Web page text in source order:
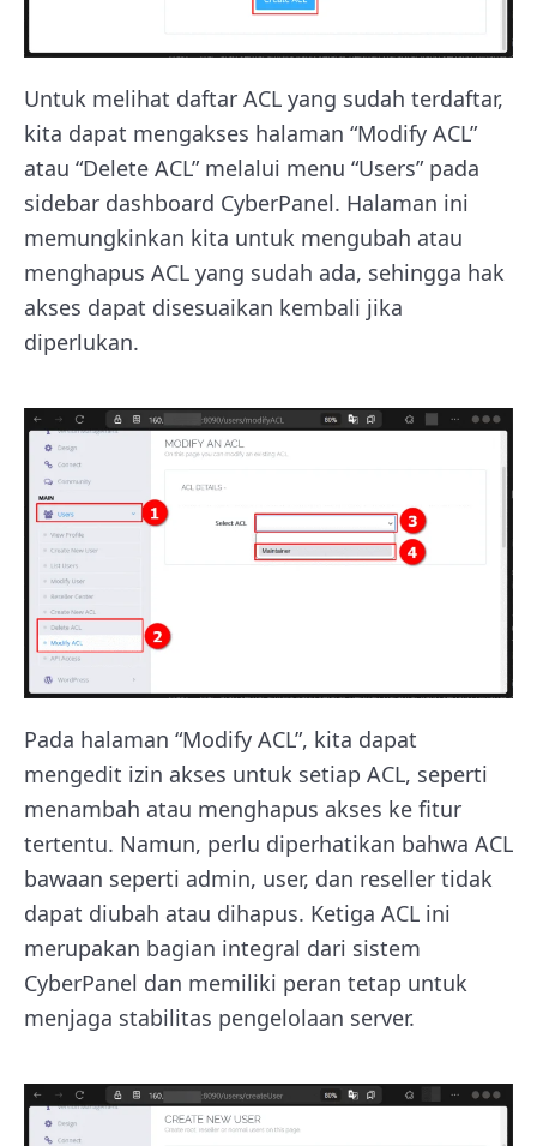
Untuk melihat daftar ACL yang sudah terdaftar,
kita dapat mengakses halaman “Modify ACL”
atau “Delete ACL” melalui menu “Users” pada
sidebar dashboard CyberPanel. Halaman ini
memungkinkan kita untuk mengubah atau
menghapus ACL yang sudah ada, sehingga hak
akses dapat disesuaikan kembali jika
diperlukan.
Pada halaman “Modify ACL”, kita dapat
mengedit izin akses untuk setiap ACL, seperti
menambah atau menghapus akses ke fitur
tertentu. Namun, perlu diperhatikan bahwa ACL
bawaan seperti admin, user, dan reseller tidak
dapat diubah atau dihapus. Ketiga ACL ini
merupakan bagian integral dari sistem
CyberPanel dan memiliki peran tetap untuk
menjaga stabilitas pengelolaan server.